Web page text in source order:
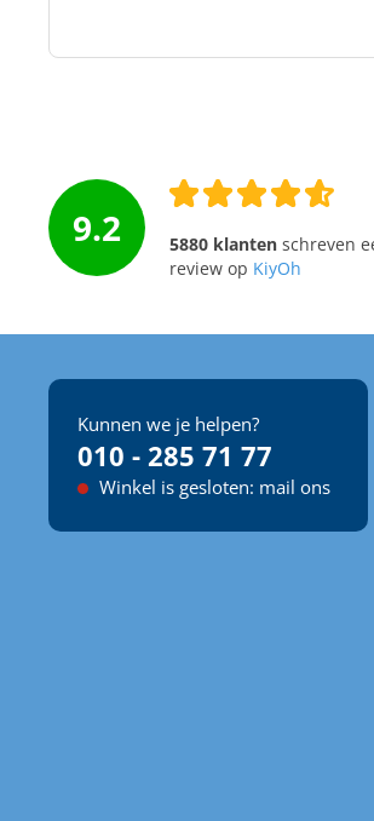
9.2 5880 klantenschreven
review op KiyOh
Kunnen we je helpen?
010 - 285 71 77
Winkel is gesloten: mail ons